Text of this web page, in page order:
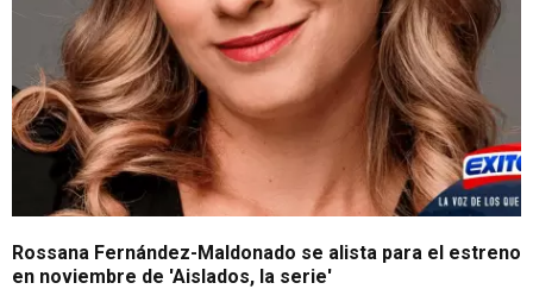
Rossana Fernández-Maldonado se alista para el estreno
en noviembre de 'Aislados, la serie'